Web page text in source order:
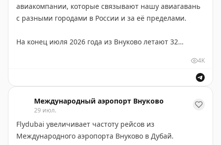
труда, английский язык.
skills) и профессиональной переподготовке.
адаптации, наставничества и дистанционного
обучения.
Для детей есть уникальная программа «Семейные
горизонты» — она помогает развивать логику и
авиакомпании, которые связывают нашу авиагавань
с разными городами в России и за её пределами.
На конец июля 2026 года из Внуково летают 32
На фото представлены далеко не все наши партнёры.
4K
Международный аэропорт Внуково
29 июл.
Flydubai увеличивает частоту рейсов из
Международного аэропорта Внуково в Дубай.